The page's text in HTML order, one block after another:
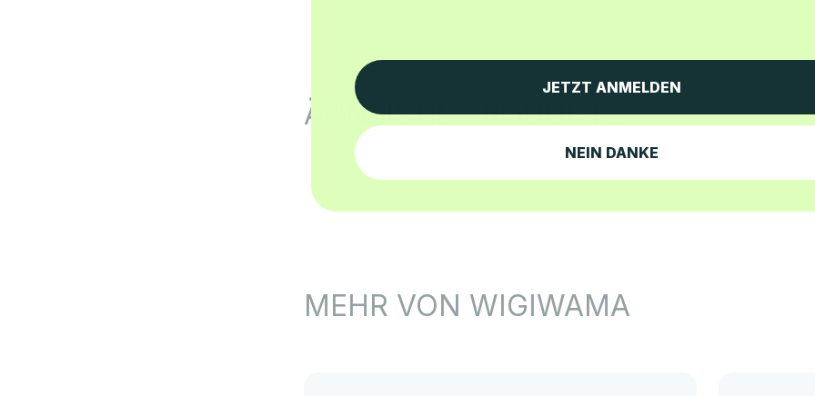
JETZT ANMELDEN
NEIN DANKE